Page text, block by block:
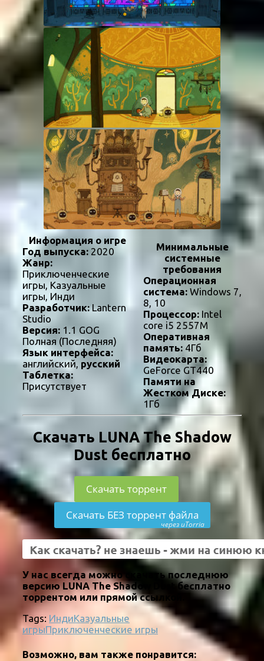
Информация о игре
Год выпуска: 2020
Жанр:
Приключенческие
игры, Казуальные
игры, Инди
Разработчик:Lantern
Studio
Версия: 1.1 GOG
Полная (Последняя)
Язык интерфейса:
английский, русский
Таблетка:
Присутствует
Минимальные
системные
требования
Операционная
система:Windows 7,
8, 10
Процессор:Intel
core i5 2557M
Оперативная
память:4Гб
Видеокарта:
GeForce GT440
Памяти на
Жестком Диске:
1Гб
Скачать LUNA The Shadow
Dust бесплатно
Скачать торрент
Скачать БЕЗ торрент файла
через uTorria
У нас всегда можно скачать последнюю
версию LUNA The Shadow Dust бесплатно
торрентом или прямой ссылкой.
Tags: ИндиКазуальные
игрыПриключенческие игры
Возможно, вам также понравится: